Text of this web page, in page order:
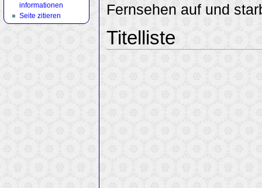
Fernsehen auf und
Titelliste
informationen
Seite zitieren